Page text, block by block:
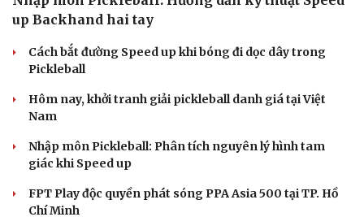
up Backhand hai tay
Cách bắt đường Speed up khi bóng đi dọc dây trong
Pickleball
Hôm nay, khởi tranh giải pickleball danh giá tại Việt
Nam
Nhập môn Pickleball: Phân tích nguyên lý hình tam
giác khi Speed up
FPT Play độc quyền phát sóng PPA Asia 500 tại TP. Hồ
Chí Minh